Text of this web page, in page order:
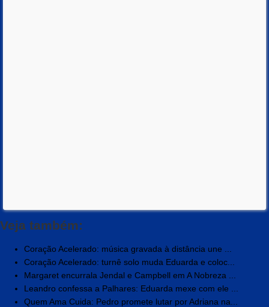
Veja também:
Coração Acelerado: música gravada à distância une ...
Coração Acelerado: turnê solo muda Eduarda e coloc...
Margaret encurrala Jendal e Campbell em A Nobreza ...
Leandro confessa a Palhares: Eduarda mexe com ele ...
Quem Ama Cuida: Pedro promete lutar por Adriana na...